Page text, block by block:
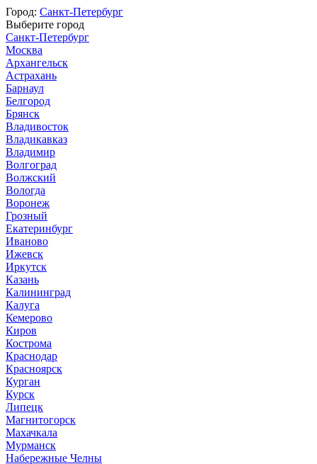
Город: Санкт-Петербург
Выберите город
Санкт-Петербург
Москва
Архангельск
Астрахань
Барнаул
Белгород
Брянск
Владивосток
Владикавказ
Владимир
Волгоград
Волжский
Вологда
Воронеж
Грозный
Екатеринбург
Иваново
Ижевск
Иркутск
Казань
Калининград
Калуга
Кемерово
Киров
Кострома
Краснодар
Красноярск
Курган
Курск
Липецк
Магнитогорск
Махачкала
Мурманск
Набережные Челны